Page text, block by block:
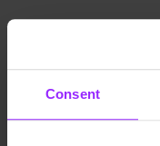
Consent
Volker Blau,
Senior Manager,